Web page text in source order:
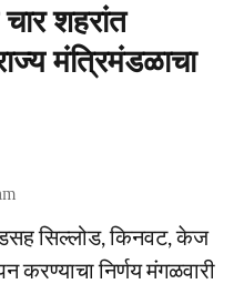
शहरांत
मंत्रिमंडळाचा
सिल्लोड, किनवट, केज
करण्याचा निर्णय मंगळवारी